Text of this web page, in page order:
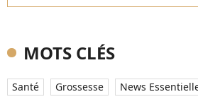
MOTS CLÉS
Santé Grossesse News